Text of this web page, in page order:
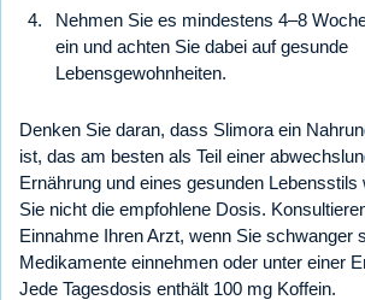
Nehmen Sie es mindestens 4–8
ein und achten Sie dabei auf gesunde
Lebensgewohnheiten.
Denken Sie daran, dass Slimora ein
ist, das am besten als Teil einer
Ernährung und eines gesunden
Sie nicht die empfohlene Dosis.
Einnahme Ihren Arzt, wenn Sie schwanger
Medikamente einnehmen oder unter einer
Jede Tagesdosis enthält 100 mg Koffein.